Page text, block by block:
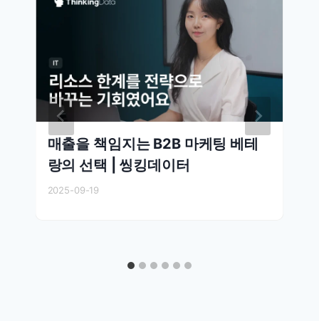
매출을 책임지는 B2B 마케팅 베테
랑의 선택 | 씽킹데이터
2025-09-19